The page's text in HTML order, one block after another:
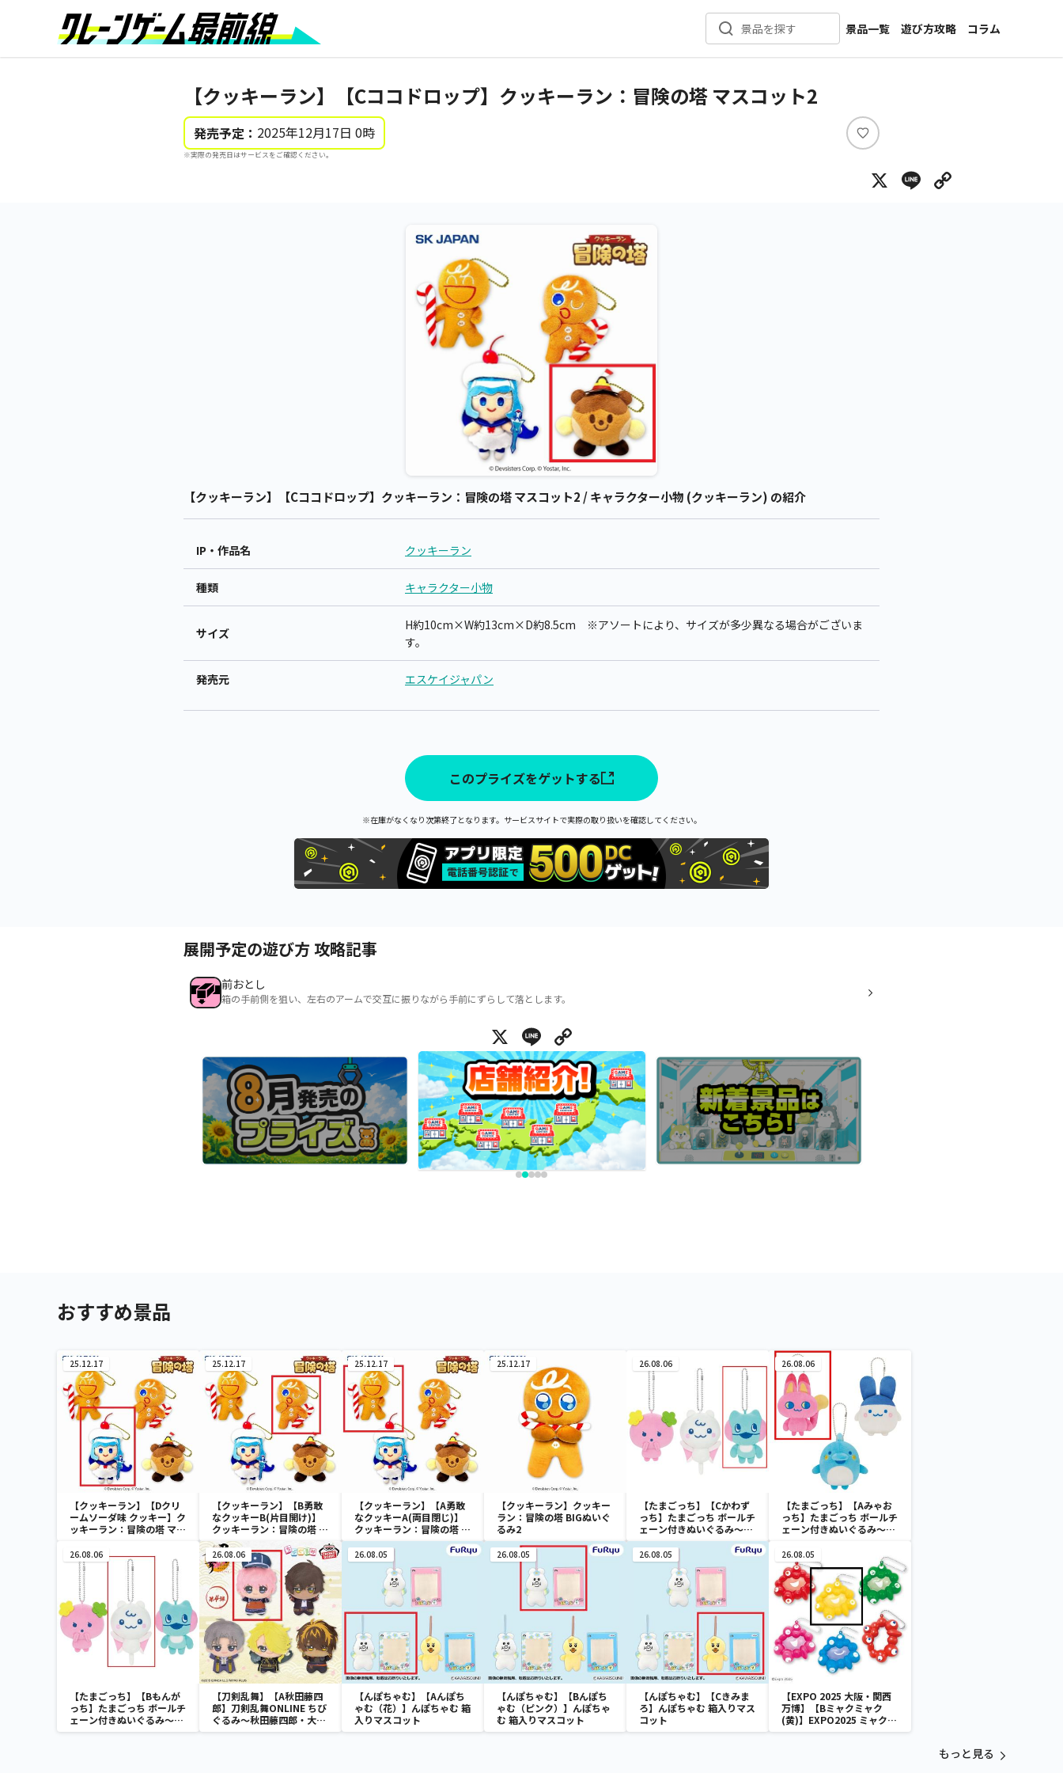
景品を探す
景品一覧
新着景品
メーカー一覧
遊び方攻略
コラム
インタビュー
【クッキーラン】【Cココドロップ】クッキーラン：冒険の塔 マスコット2
発売予定： 2025年12月17日 0時
※実際の発売日はサービスをご確認ください。
い
ね
X Line
【クッキーラン】【Cココドロップ】クッキーラン：冒険の塔 マスコット2 / キャラクター小物 (クッキーラン) の紹介
IP・作品名 クッキーラン
種類 キャラクター小物
サイズ
H約10cm×W約13cm×D約8.5cm ※アソートにより、サイズが多少異なる場合がございま
す。
発売元 エスケイジャパン
このプライズをゲットする
※在庫がなくなり次第終了となります。サービスサイトで実際の取り扱いを確認してください。
展開予定の遊び方 攻略記事
前おとし
箱の手前側を狙い、左右のアームで交互に振りながら手前にずらして落とします。
X Line
おすすめ景品
25.12.17
【クッキーラン】【Dクリ
ームソーダ味 クッキー】ク
ッキーラン：冒険の塔 マス
25.12.17
【クッキーラン】【B勇敢
なクッキーB(片目開け)】
クッキーラン：冒険の塔 マ
スコット2
25.12.17
【クッキーラン】【A勇敢
なクッキーA(両目閉じ)】
クッキーラン：冒険の塔 マ
スコット2
25.12.17
【クッキーラン】クッキー
ラン：冒険の塔 BIGぬいぐ
るみ2
26.08.06
【たまごっち】【Cかわず
っち】たまごっち ボールチ
ェーン付きぬいぐるみ～
Tamagotchi Paradise～
vol.3
26.08.06
【たまごっち】【Aみゃお
っち】たまごっち ボールチ
ェーン付きぬいぐるみ～
vol.2-R
26.08.06
【たまごっち】【Bもんが
っち】たまごっち ボールチ
ェーン付きぬいぐるみ～
Tamagotchi Paradise～
26.08.06
【刀剣乱舞】【A秋田藤四
郎】刀剣乱舞ONLINE ちび
ぐるみ～秋田藤四郎・大倶
利伽羅・へし切長谷部・獅
26.08.05
【んぽちゃむ】【Aんぽち
ゃむ（花）】んぽちゃむ 箱
入りマスコット
26.08.05
【んぽちゃむ】【Bんぽち
ゃむ（ピンク）】んぽちゃ
む 箱入りマスコット
26.08.05
【んぽちゃむ】【Cきみま
ろ】んぽちゃむ 箱入りマス
コット
26.08.05
【EXPO 2025 大阪・関西
万博】【Bミャクミャク
(黄)】EXPO2025 ミャクミ
ャク カラフルスクイーズマ
もっと見る